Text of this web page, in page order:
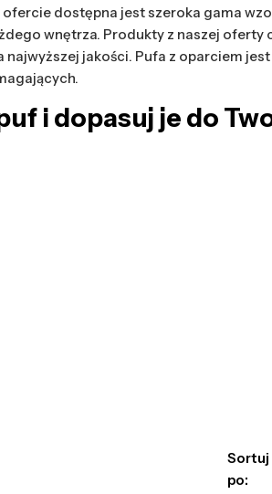
dostępna jest szeroka gama
wnętrza. Produkty z naszej
jakości. Pufa z oparciem
i dopasuj je do
Sortuj
po: